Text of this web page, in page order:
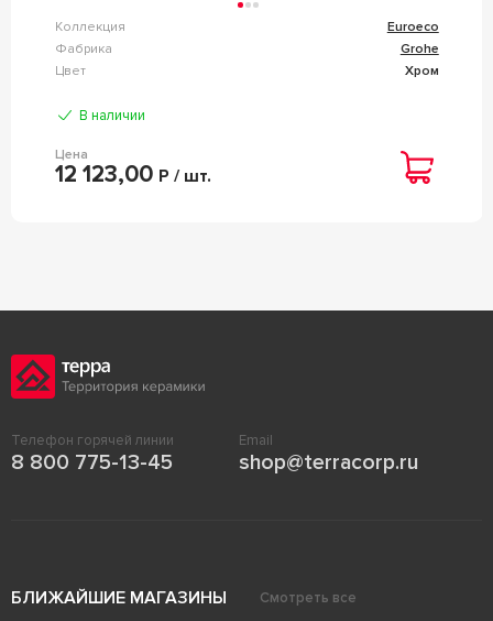
Коллекция
Euroeco
Фабрика
Grohe
Цвет
Хром
В наличии
Цена
12 123,00 Р / шт.
Телефон горячей линии
8 800 775-13-45
Email
shop@terracorp.ru
БЛИЖАЙШИЕ МАГАЗИНЫ Смотреть все